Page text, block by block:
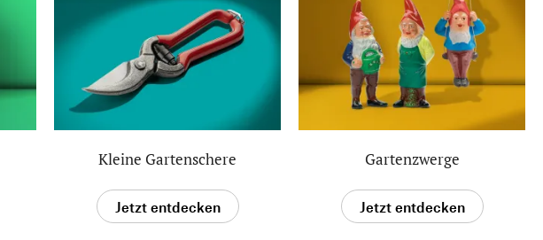
Kleine Gartenschere
Jetzt entdecken
Gartenzwerge
Jetzt entdecken